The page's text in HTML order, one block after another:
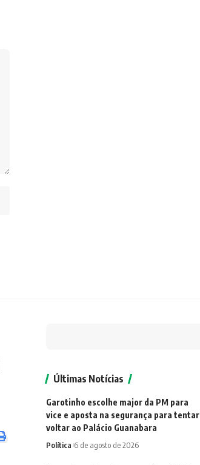
Últimas Notícias
Garotinho escolhe major da PM para
vice e aposta na segurança para tentar
voltar ao Palácio Guanabara
Política 6 de agosto de 2026